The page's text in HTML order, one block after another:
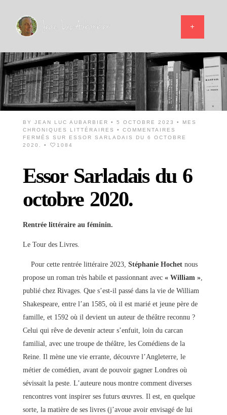
BY JEAN LUC AUBARBIER • 5 OCTOBRE 2023 •
MES
CHRONIQUES LITTÉRAIRES
• COMMENTAIRES
FERMÉS
SUR ESSOR SARLADAIS DU 6 OCTOBRE
2020.
• 1084
Essor Sarladais du 6
octobre 2020.
Rentrée littéraire au féminin.
Le Tour des Livres.
Pour cette rentrée littéraire 2023, Stéphanie Hochet nous
propose un roman très habile et passionnant avec « William »,
publié chez Rivages. Que s’est-il passé dans la vie de William
Shakespeare, entre l’an 1585, où il est marié et jeune père de
famille, et 1592 où il devient un auteur de théâtre reconnu ?
Celui qui rêve de devenir acteur s’enfuit, loin du carcan
familial, avec une troupe de théâtre, les Comédiens de la
Reine. Il mène une vie errante, découvre l’Angleterre, le
métier de comédien, avant de pouvoir gagner Londres où
sévissait la peste. L’auteure nous montre comment diverses
rencontres vont inspirer ses futurs œuvres. Il est, en quelque
sorte, la matière de ses livres (j’avoue avoir envisagé de lui